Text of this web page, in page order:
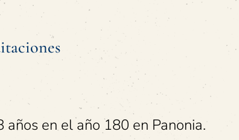
en el año 180 en Panonia.